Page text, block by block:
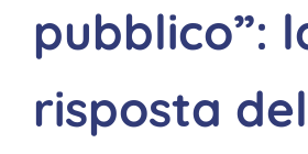
pubblico”:
risposta del